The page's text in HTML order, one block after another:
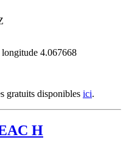
4.067668
gratuits disponibles ici.
H